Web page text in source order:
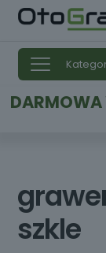
DARMOWA
szkle